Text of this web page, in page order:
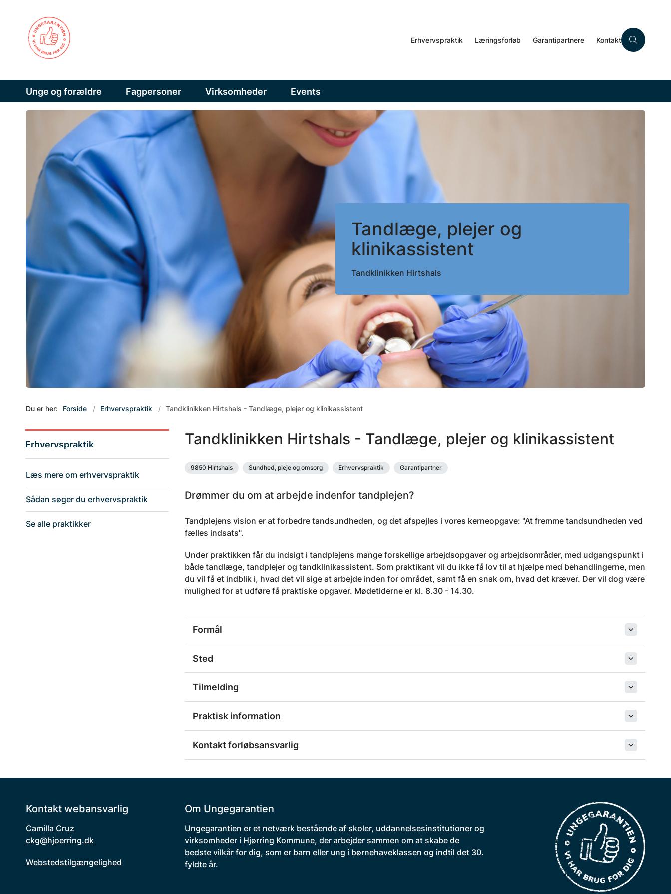
Erhvervspraktik Læringsforløb Garantipartnere Kontakt
Unge og forældre Fagpersoner Virksomheder Events
Tandlæge, plejer og
klinikassistent
Tandklinikken Hirtshals
Du er her: Forside Erhvervspraktik Tandklinikken Hirtshals - Tandlæge, plejer og klinikassistent
Erhvervspraktik
Læs mere om erhvervspraktik
Sådan søger du erhvervspraktik
Se alle praktikker
Tandklinikken Hirtshals - Tandlæge, plejer og klinikassistent
9850 Hirtshals Sundhed, pleje og omsorg Erhvervspraktik Garantipartner
Drømmer du om at arbejde indenfor tandplejen?
Tandplejens vision er at forbedre tandsundheden, og det afspejles i vores kerneopgave: "At fremme tandsundheden ved
fælles indsats".
Under praktikken får du indsigt i tandplejens mange forskellige arbejdsopgaver og arbejdsområder, med udgangspunkt i
både tandlæge, tandplejer og tandklinikassistent. Som praktikant vil du ikke få lov til at hjælpe med behandlingerne, men
du vil få et indblik i, hvad det vil sige at arbejde inden for området, samt få en snak om, hvad det kræver. Der vil dog være
mulighed for at udføre få praktiske opgaver. Mødetiderne er kl. 8.30 - 14.30.
Formål
Sted
Tilmelding
Praktisk information
Kontakt forløbsansvarlig
Kontakt webansvarlig
Camilla Cruz
ckg@hjoerring.dk
Webstedstilgængelighed
Om Ungegarantien
Ungegarantien er et netværk bestående af skoler, uddannelsesinstitutioner og
virksomheder i Hjørring Kommune, der arbejder sammen om at skabe de
bedste vilkår for dig, som er barn eller ung i børnehaveklassen og indtil det 30.
fyldte år.